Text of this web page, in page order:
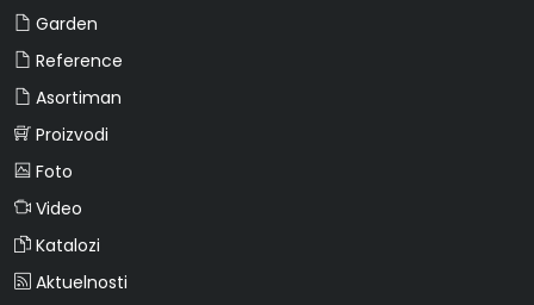
Garden
Reference
Asortiman
Proizvodi
Foto
Video
Katalozi
Aktuelnosti